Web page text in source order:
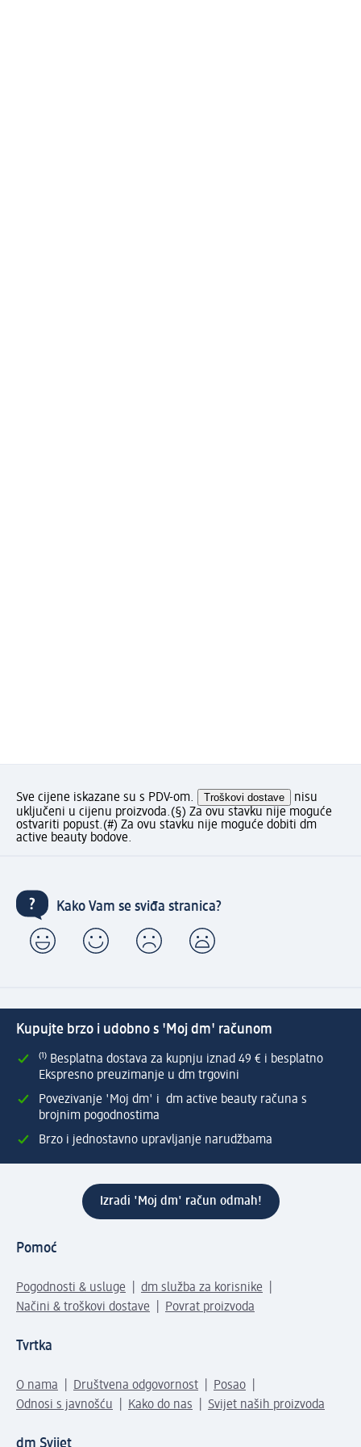
Sve cijene iskazane su s PDV-om. Troškovi dostave
nisu
uključeni u cijenu proizvoda.(§) Za ovu stavku nije moguće
ostvariti popust.(#) Za ovu stavku nije moguće dobiti dm
active beauty bodove.
Kako Vam se sviđa stranica?
Kupujte brzo i udobno s 'Moj dm' računom
⁽¹⁾ Besplatna dostava za kupnju iznad 49 € i besplatno
Ekspresno preuzimanje u dm trgovini
Povezivanje 'Moj dm' i dm active beauty računa s
brojnim pogodnostima
Brzo i jednostavno upravljanje narudžbama
Izradi 'Moj dm' račun odmah!
Pomoć
Pogodnosti & usluge
dm služba za korisnike
Načini & troškovi dostave
Povrat proizvoda
Tvrtka
O nama Društvena odgovornost
Posao
Odnosi s javnošću
Kako do nas Svijet naših proizvoda
dm Svijet